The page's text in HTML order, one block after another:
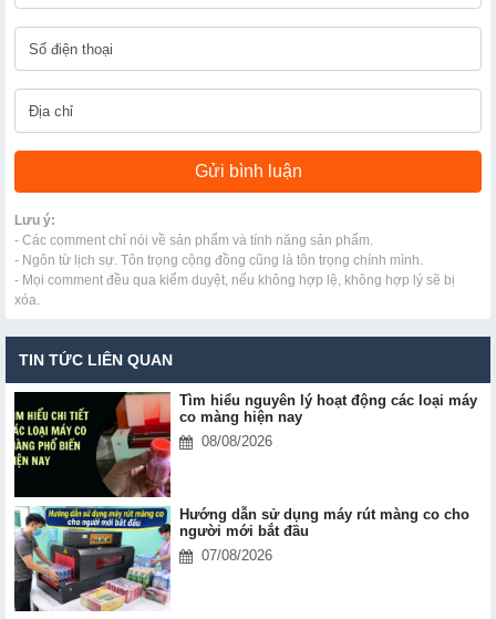
Lưu ý:
- Các comment chỉ nói về sản phẩm và tính năng sản phẩm.
- Ngôn từ lịch sự. Tôn trọng cộng đồng cũng là tôn trọng chính mình.
- Mọi comment đều qua kiểm duyệt, nếu không hợp lệ, không hợp lý sẽ bị
xóa.
TIN TỨC LIÊN QUAN
Tìm hiểu nguyên lý hoạt động các loại máy
co màng hiện nay
08/08/2026
Hướng dẫn sử dụng máy rút màng co cho
người mới bắt đầu
07/08/2026